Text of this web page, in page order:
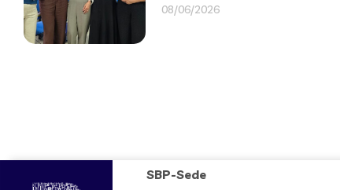
08/06/2026
SBP-Sede